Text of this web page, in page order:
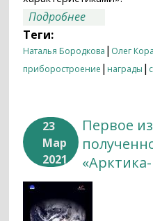
Подробнее
области
Теги:
Наталья Бородкова | Олег
приборостроение | награды |
23
Мар
2021
Первое